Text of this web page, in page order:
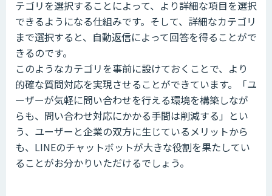
テゴリを選択することによって、より詳細な項目を選択
できるようになる仕組みです。そして、詳細なカテゴリ
まで選択すると、自動返信によって回答を得ることがで
きるのです。
このようなカテゴリを事前に設けておくことで、より
的確な質問対応を実現させることができています。「ユ
ーザーが気軽に問い合わせを行える環境を構築しなが
らも、問い合わせ対応にかかる手間は削減する」とい
う、ユーザーと企業の双方に生じているメリットから
も、LINEのチャットボットが大きな役割を果たしてい
ることがお分かりいただけるでしょう。